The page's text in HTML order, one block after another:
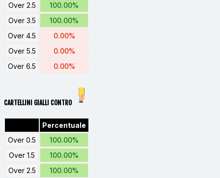
Over 2.5
100.00%
Over 3.5
100.00%
Over 4.5
0.00%
Over 5.5
0.00%
Over 6.5
0.00%
CARTELLINI GIALLI CONTRO
Percentuale
Over 0.5
100.00%
Over 1.5
100.00%
Over 2.5
100.00%